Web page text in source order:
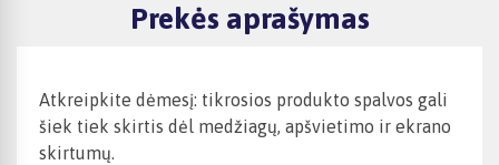
Prekės aprašymas
Atkreipkite dėmesį: tikrosios produkto spalvos gali
šiek tiek skirtis dėl medžiagų, apšvietimo ir ekrano
skirtumų.